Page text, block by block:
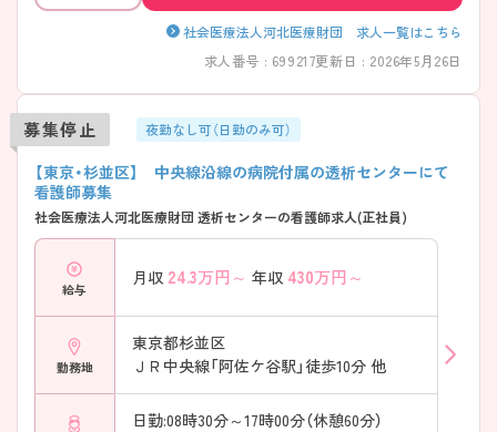
社会医療法人河北医療財団 求人一覧はこちら
求人番号 : 699217更新日 : 2026年5月26日
募集停止 夜勤なし可（日勤のみ可）
【東京・杉並区】 中央線沿線の病院付属の透析センターにて
看護師募集
社会医療法人河北医療財団 透析センターの看護師求人(正社員)
給与
月収 24.3万円～ 年収 430万円～
勤務地
東京都杉並区
ＪＲ中央線「阿佐ケ谷駅」徒歩10分 他
日勤:08時30分～17時00分（休憩60分）